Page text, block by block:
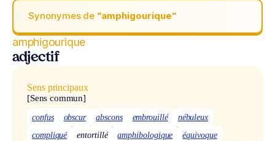
Synonymes de “amphigourique“
amphigourique
adjectif
Sens principaux
[Sens commun]
confus obscur abscons embrouillé
nébuleux
compliqué
entortillé amphibologique
équivoque